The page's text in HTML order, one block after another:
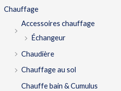
Chauffage
Accessoires chauffage
Échangeur
Chaudière
Chauffage au sol
Chauffe bain & Cumulus